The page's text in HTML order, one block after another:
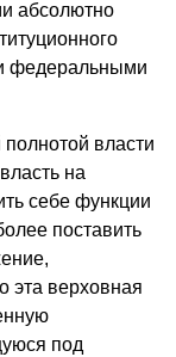
абсолютно
федеральными
власти
на
себе функции
поставить
эта верховная
под